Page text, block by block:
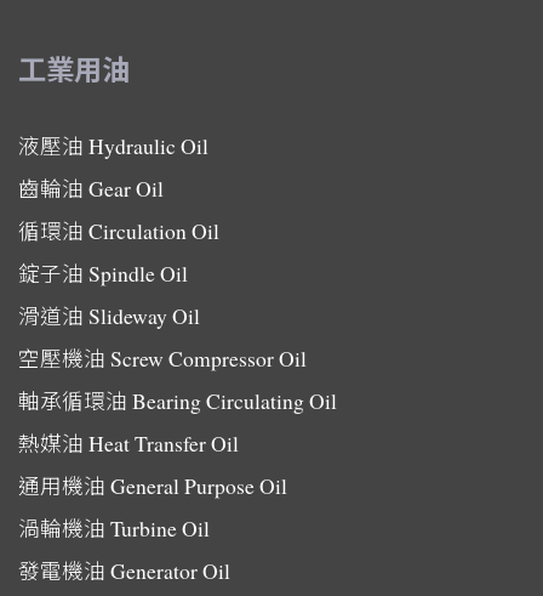
工業用油
液壓油 Hydraulic Oil
齒輪油 Gear Oil
循環油 Circulation Oil
錠子油 Spindle Oil
滑道油 Slideway Oil
空壓機油 Screw Compressor Oil
軸承循環油 Bearing Circulating Oil
熱媒油 Heat Transfer Oil
通用機油 General Purpose Oil
渦輪機油 Turbine Oil
發電機油 Generator Oil